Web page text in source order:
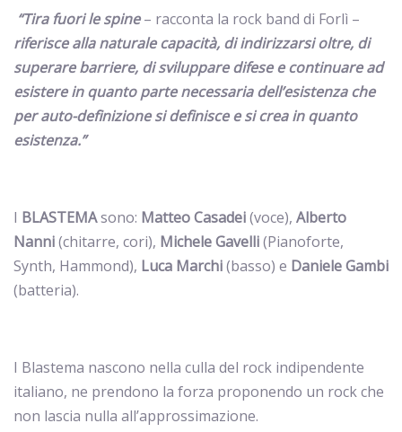
“Tira fuori le spine– racconta la rock band di Forlì –
riferisce alla naturale capacità, di indirizzarsi oltre, di
superare barriere, di sviluppare difese e continuare ad
esistere in quanto parte necessaria dell’esistenza che
per auto-definizione si definisce e si crea in quanto
esistenza.”
I BLASTEMAsono: Matteo Casadei(voce), Alberto
Nanni(chitarre, cori), Michele Gavelli(Pianoforte,
Synth, Hammond), Luca Marchi(basso) e Daniele Gambi
(batteria).
I Blastema nascono nella culla del rock indipendente
italiano, ne prendono la forza proponendo un rock che
non lascia nulla all’approssimazione.